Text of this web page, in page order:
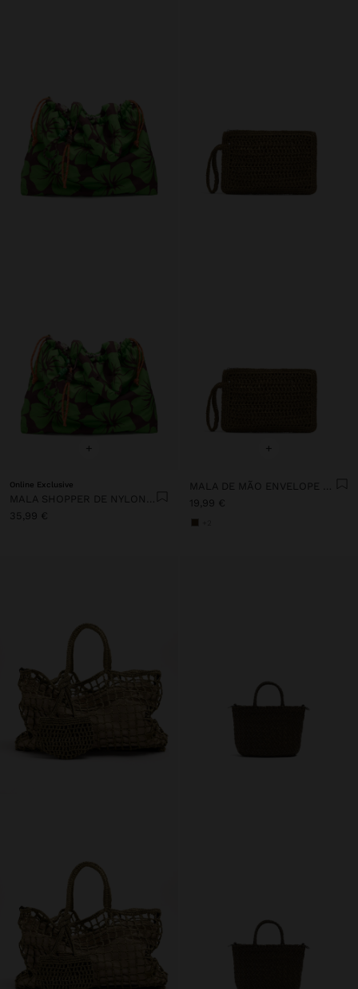
+
Online Exclusive
MALA SHOPPER DE NYLON ESTAMPADO FLORAL
35,99 €
+
MALA DE MÃO ENVELOPE EFEITO PALHA
19,99 €